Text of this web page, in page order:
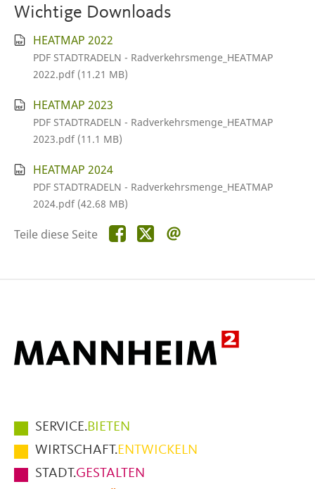
Wichtige Downloads
HEATMAP 2022
PDF STADTRADELN - Radverkehrsmenge_HEATMAP
2022.pdf (11.21 MB)
HEATMAP 2023
PDF STADTRADELN - Radverkehrsmenge_HEATMAP
2023.pdf (11.1 MB)
HEATMAP 2024
PDF STADTRADELN - Radverkehrsmenge_HEATMAP
2024.pdf (42.68 MB)
Teile diese Seite Teile
diese
Teile
diese
Hauptmenüpunkte
im
Fußbereich
der
SERVICE.BIETEN
WIRTSCHAFT.ENTWICKELN
STADT.GESTALTEN